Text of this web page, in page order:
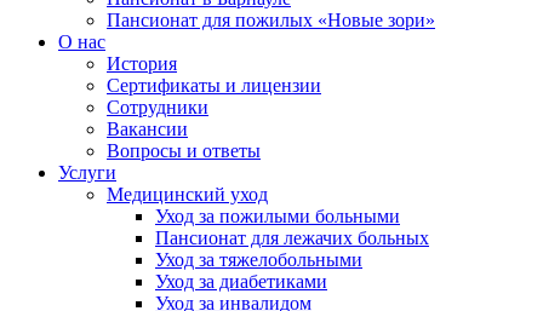
Пансионат для пожилых «Новые зори»
О нас
История
Сертификаты и лицензии
Сотрудники
Вакансии
Вопросы и ответы
Услуги
Медицинский уход
Уход за пожилыми больными
Пансионат для лежачих больных
Уход за тяжелобольными
Уход за диабетиками
Уход за инвалидом